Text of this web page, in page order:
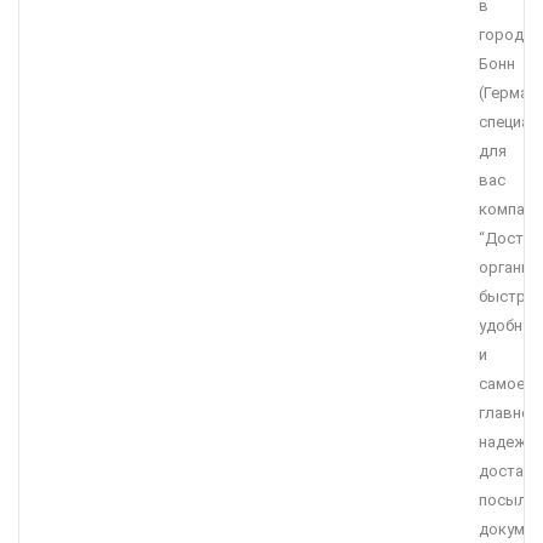
в
городе
Бонн
для
вас
удобную
и
самое
главное